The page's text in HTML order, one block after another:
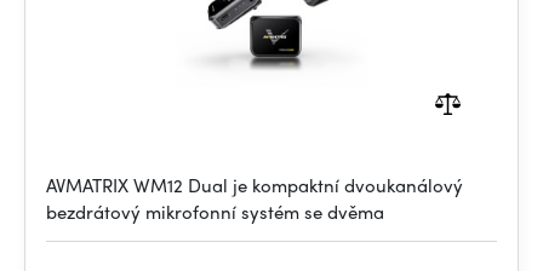
AVMATRIX WM12 Dual je kompaktní dvoukanálový
bezdrátový mikrofonní systém se dvěma